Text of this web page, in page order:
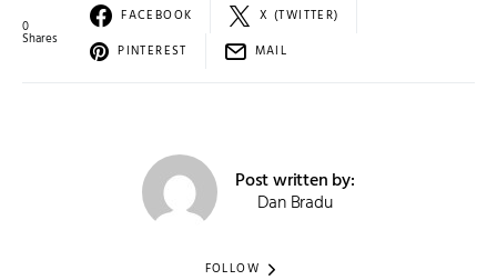
0
Shares
FACEBOOK
X (TWITTER)
PINTEREST
MAIL
Post written by:
Dan Bradu
FOLLOW